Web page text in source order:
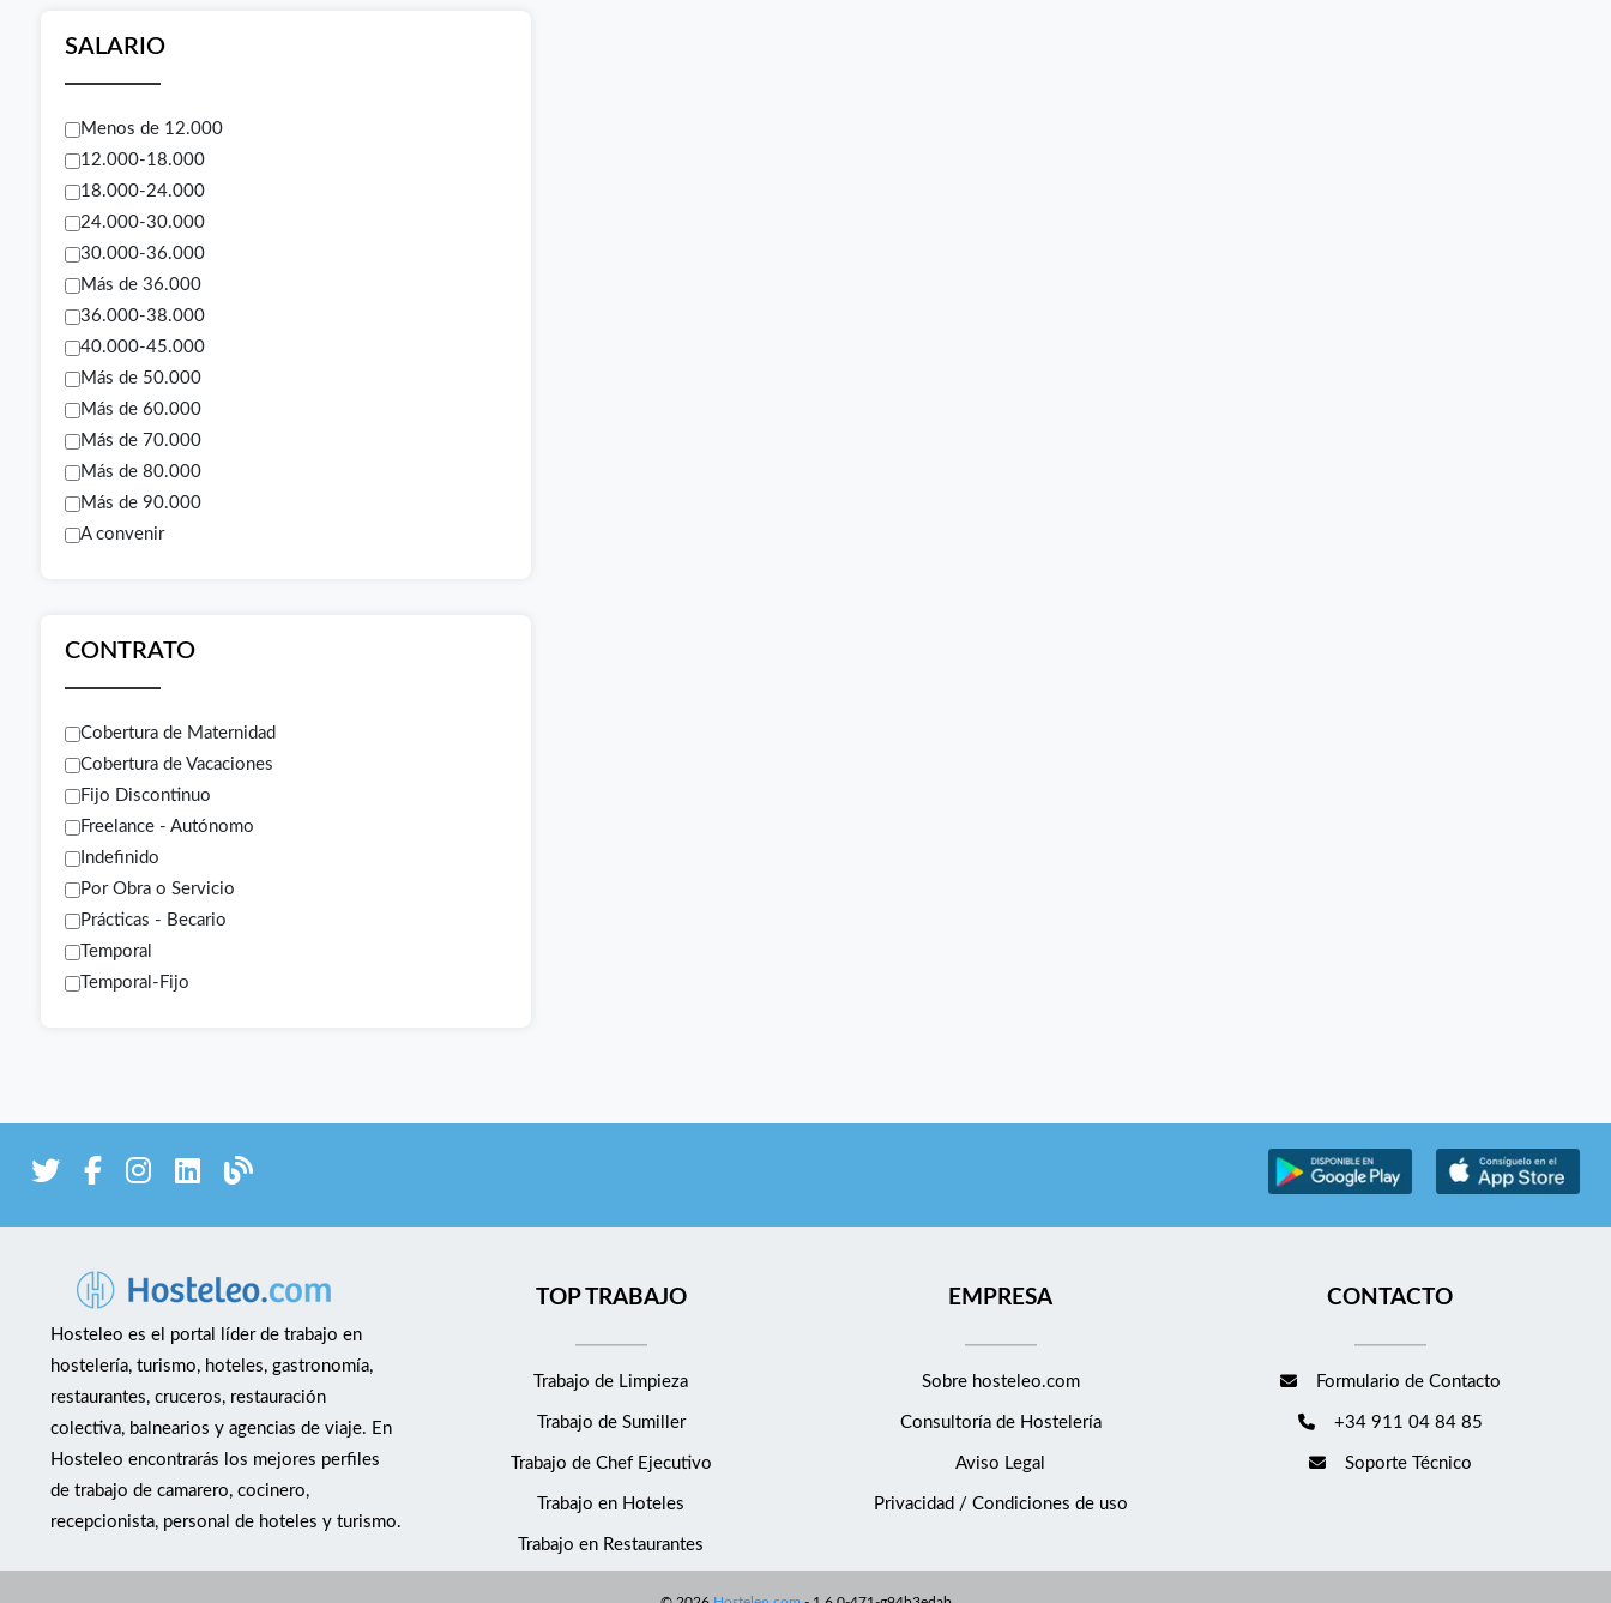
SALARIO
Menos de 12.000
12.000-18.000
18.000-24.000
24.000-30.000
30.000-36.000
Más de 36.000
36.000-38.000
40.000-45.000
Más de 50.000
Más de 60.000
Más de 70.000
Más de 80.000
Más de 90.000
A convenir
CONTRATO
Cobertura de Maternidad
Cobertura de Vacaciones
Fijo Discontinuo
Freelance - Autónomo
Indefinido
Por Obra o Servicio
Prácticas - Becario
Temporal
Temporal-Fijo
Hosteleo es el portal líder de trabajo en
hostelería, turismo, hoteles, gastronomía,
restaurantes, cruceros, restauración
colectiva, balnearios y agencias de viaje. En
Hosteleo encontrarás los mejores perfiles
de trabajo de camarero, cocinero,
recepcionista, personal de hoteles y turismo.
TOP TRABAJO
Trabajo de Limpieza
Trabajo de Sumiller
Trabajo de Chef Ejecutivo
Trabajo en Hoteles
Trabajo en Restaurantes
EMPRESA
Sobre hosteleo.com
Consultoría de Hostelería
Aviso Legal
Privacidad / Condiciones de uso
CONTACTO
Formulario de Contacto
+34 911 04 84 85
Soporte Técnico